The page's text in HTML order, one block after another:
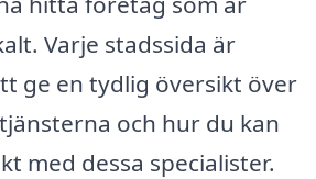
Varje stadssida är
ge en tydlig översikt över
och hur du kan
med dessa specialister.